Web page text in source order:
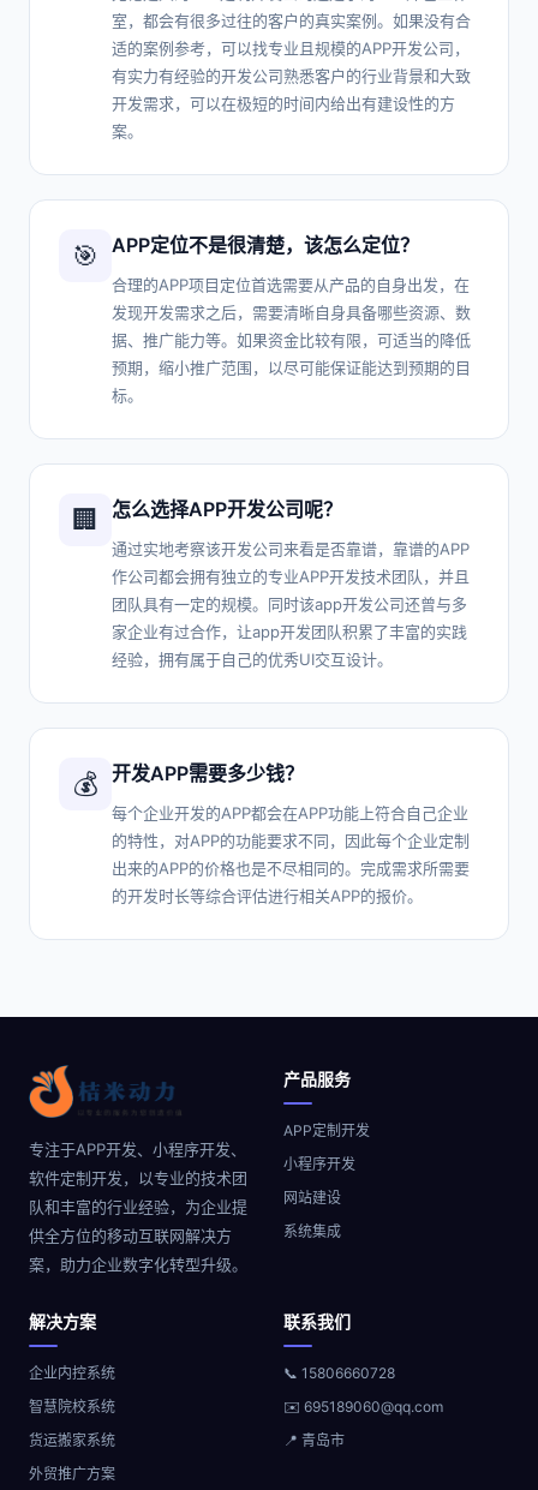
室，都会有很多过往的客户的真实案例。如果没有合
适的案例参考，可以找专业且规模的APP开发公司，
有实力有经验的开发公司熟悉客户的行业背景和大致
开发需求，可以在极短的时间内给出有建设性的方
案。
🎯 APP定位不是很清楚，该怎么定位？
合理的APP项目定位首选需要从产品的自身出发，在
发现开发需求之后，需要清晰自身具备哪些资源、数
据、推广能力等。如果资金比较有限，可适当的降低
预期，缩小推广范围，以尽可能保证能达到预期的目
标。
🏢 怎么选择APP开发公司呢？
通过实地考察该开发公司来看是否靠谱，靠谱的APP
作公司都会拥有独立的专业APP开发技术团队，并且
团队具有一定的规模。同时该app开发公司还曾与多
家企业有过合作，让app开发团队积累了丰富的实践
经验，拥有属于自己的优秀UI交互设计。
💰 开发APP需要多少钱？
每个企业开发的APP都会在APP功能上符合自己企业
的特性，对APP的功能要求不同，因此每个企业定制
出来的APP的价格也是不尽相同的。完成需求所需要
的开发时长等综合评估进行相关APP的报价。
专注于APP开发、小程序开发、
软件定制开发，以专业的技术团
队和丰富的行业经验，为企业提
供全方位的移动互联网解决方
案，助力企业数字化转型升级。
产品服务
APP定制开发
小程序开发
网站建设
系统集成
解决方案
企业内控系统
智慧院校系统
货运搬家系统
外贸推广方案
联系我们
📞 15806660728
✉️ 695189060@qq.com
📍 青岛市